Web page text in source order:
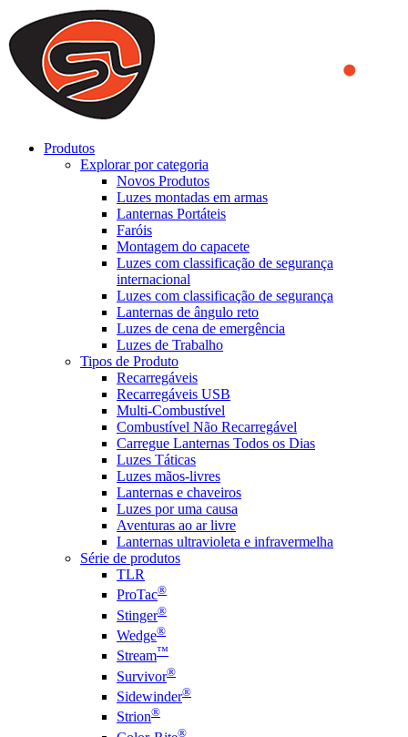
We use cookies to ensure that we provide you the best experience
on our website. By continuing to browse this website, you accept
that cookies are used to help us analyze how the website is used and
to offer you a better experience. To learn more or to find out how
you can disable cookies, you can access our
Produtos
Explorar por categoria
Novos Produtos
Luzes montadas em armas
Lanternas Portáteis
Faróis
Montagem do capacete
Luzes com classificação de segurança
internacional
Luzes com classificação de segurança
Lanternas de ângulo reto
Luzes de cena de emergência
Luzes de Trabalho
Tipos de Produto
Recarregáveis
Recarregáveis USB
Multi-Combustível
Combustível Não Recarregável
Carregue Lanternas Todos os Dias
Luzes Táticas
Luzes mãos-livres
Lanternas e chaveiros
Luzes por uma causa
Aventuras ao ar livre
Lanternas ultravioleta e infravermelha
Série de produtos
TLR
ProTac®
Stinger®
Wedge®
Stream™
Survivor®
Sidewinder®
Strion®
®